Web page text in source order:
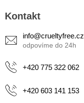
p
a
Kontakt
info@crueltyfree.cz
+420 775 322 062
+420 603 141 153